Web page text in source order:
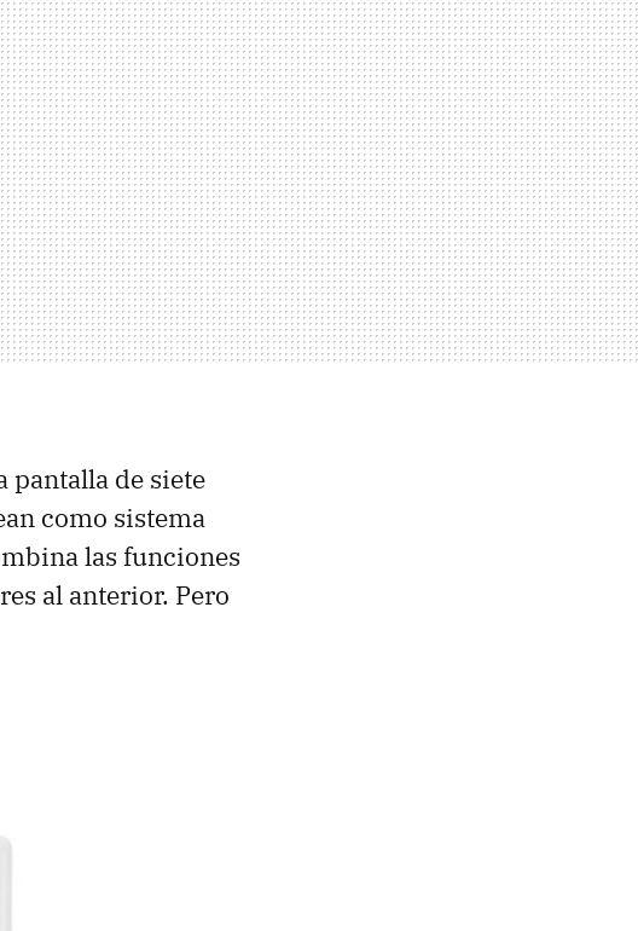
pantalla de siete
como sistema
las funciones
al anterior. Pero